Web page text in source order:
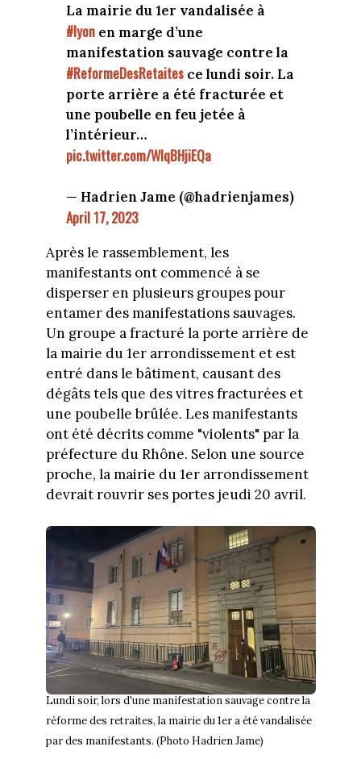
La mairie du 1er vandalisée à
#lyon en marge d’une
manifestation sauvage contre la
#ReformeDesRetaites ce lundi soir. La
porte arrière a été fracturée et
une poubelle en feu jetée à
l’intérieur…
pic.twitter.com/WlqBHjiEQa
— Hadrien Jame (@hadrienjames)
April 17, 2023
Après le rassemblement, les
manifestants ont commencé à se
disperser en plusieurs groupes pour
entamer des manifestations sauvages.
Un groupe a fracturé la porte arrière de
la mairie du 1er arrondissement et est
entré dans le bâtiment, causant des
dégâts tels que des vitres fracturées et
une poubelle brûlée. Les manifestants
ont été décrits comme "violents" par la
préfecture du Rhône. Selon une source
proche, la mairie du 1er arrondissement
devrait rouvrir ses portes jeudi 20 avril.
Lundi soir, lors d'une manifestation sauvage contre la
réforme des retraites, la mairie du 1er a été vandalisée
par des manifestants. (Photo Hadrien Jame)